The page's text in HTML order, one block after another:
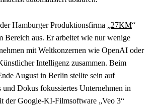
Hamburger Produktionsfirma „27KM“
Bereich aus. Er arbeitet wie nur wenige
mit Weltkonzernen wie OpenAI oder
Intelligenz zusammen. Beim
August in Berlin stellte sein auf
Dokus fokussiertes Unternehmen in
der Google-KI-Filmsoftware „Veo 3“